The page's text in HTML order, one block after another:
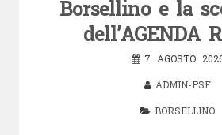
Borsellino e la
dell’AGENDA
7 AGOSTO
ADMIN-PSF
BORSELLINO